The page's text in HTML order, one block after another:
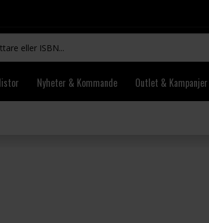
Nyheter & Kommande Outlet & Kampanjer